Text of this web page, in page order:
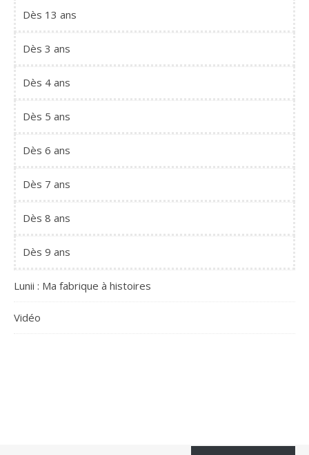
Dès 13 ans
Dès 3 ans
Dès 4 ans
Dès 5 ans
Dès 6 ans
Dès 7 ans
Dès 8 ans
Dès 9 ans
Lunii : Ma fabrique à histoires
Vidéo